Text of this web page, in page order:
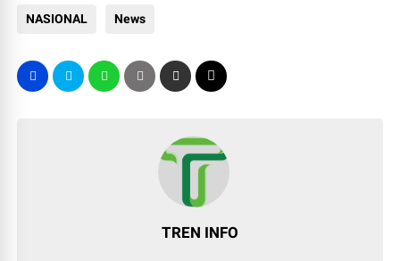
NASIONAL News
TREN INFO